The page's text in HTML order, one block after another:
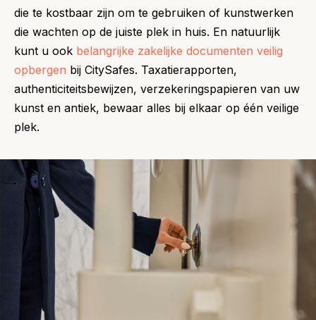
die te kostbaar zijn om te gebruiken of kunstwerken
die wachten op de juiste plek in huis. En natuurlijk
kunt u ook belangrijke zakelijke documenten veilig
opbergen bij CitySafes. Taxatierapporten,
authenticiteitsbewijzen, verzekeringspapieren van uw
kunst en antiek, bewaar alles bij elkaar op één veilige
plek.